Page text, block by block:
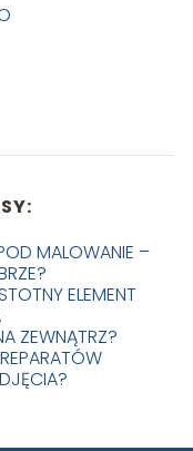
MALOWANIE –
ELEMENT
ZEWNĄTRZ?